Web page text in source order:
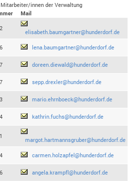
innen der Verwaltung
Mail
elisabeth.baumgartner@hunderdorf.de
lena.baumgartner@hunderdorf.de
doreen.diewald@hunderdorf.de
sepp.drexler@hunderdorf.de
mario.ehrnboeck@hunderdorf.de
kathrin.fuchs@hunderdorf.de
margot.hartmannsgruber@hunderdorf.de
carmen.holzapfel@hunderdorf.de
angela.krampfl@hunderdorf.de